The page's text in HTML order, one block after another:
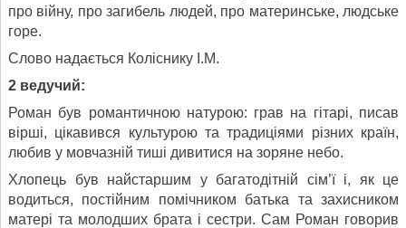
про війну, про загибель людей, про материнське, людське
горе.
Слово надається Коліснику І.М.
2 ведучий:
Роман був романтичною натурою: грав на гітарі, писав
вірші, цікавився культурою та традиціями різних країн,
любив у мовчазній тиші дивитися на зоряне небо.
Хлопець був найстаршим у багатодітній сім’ї і, як це
водиться, постійним помічником батька та захисником
матері та молодших брата і сестри. Сам Роман говорив